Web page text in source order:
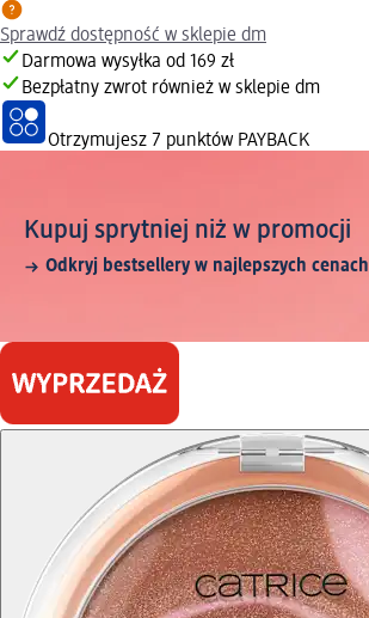
Sprawdź dostępność w sklepie dm
Darmowa wysyłka od 169 zł
Bezpłatny zwrot również w sklepie dm
Otrzymujesz 7 punktów PAYBACK
Kupuj sprytniej niż w promocji
Odkryj bestsellery w najlepszych cenach